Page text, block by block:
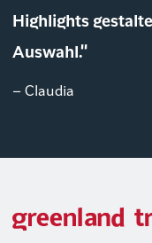
Highlights
Auswahl."
– Claudia